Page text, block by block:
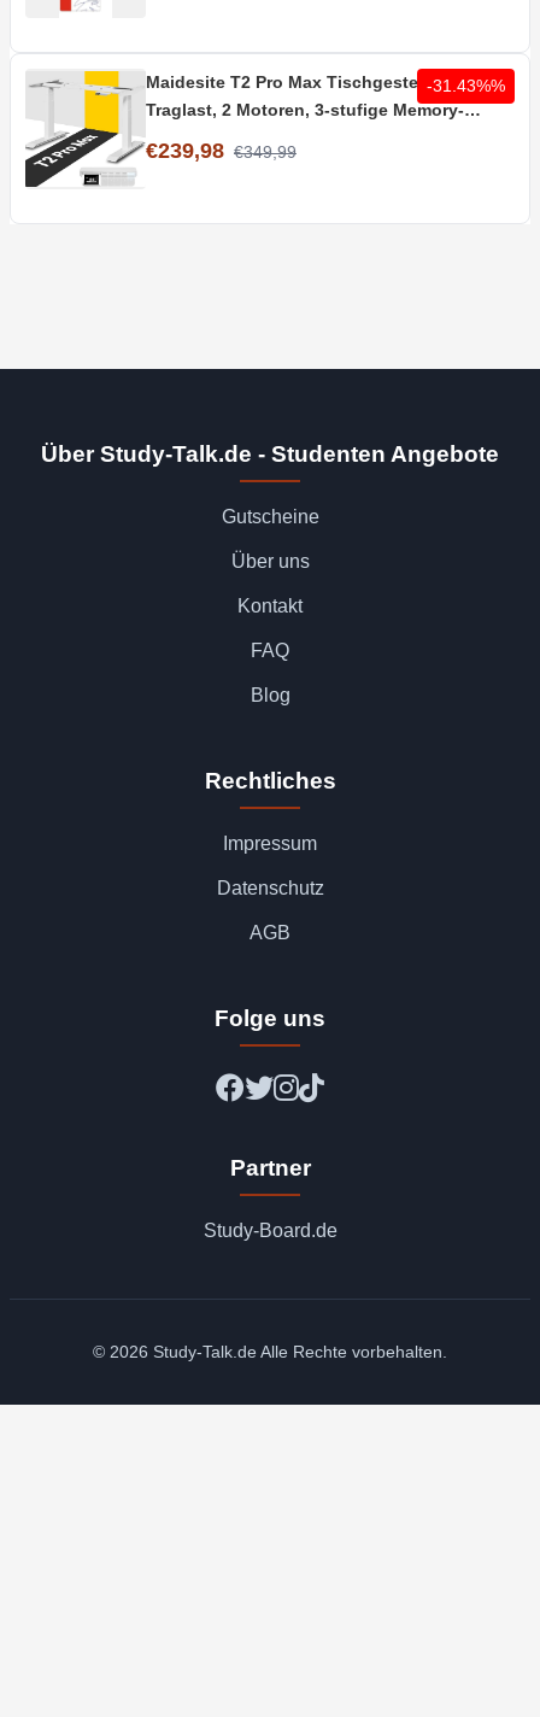
Maidesite T2 Pro Max Tischgestell | 180kg
Traglast, 2 Motoren, 3-stufige Memory-
€239,98 €349,99
-31.43%%
Über Study-Talk.de - Studenten Angebote
Gutscheine
Über uns
Kontakt
FAQ
Blog
Rechtliches
Impressum
Datenschutz
AGB
Folge uns
Partner
Study-Board.de
© 2026 Study-Talk.de Alle Rechte vorbehalten.